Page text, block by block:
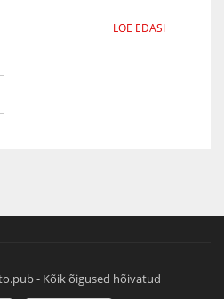
LOE EDASI
- Kõik õigused hõivatud